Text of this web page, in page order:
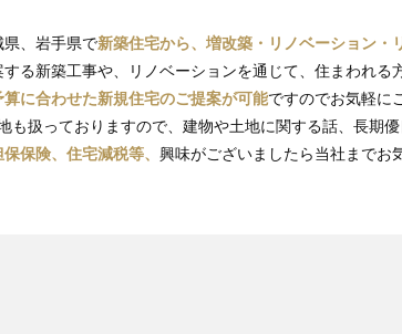
、岩手県で新築住宅から、増改築・リノベーション・
る新築工事や、リノベーションを通じて、住まわれる
算に合わせた新規住宅のご提案が可能ですのでお気軽に
も扱っておりますので、建物や土地に関する話、長期
保険、住宅減税等、 興味がございましたら当社までお